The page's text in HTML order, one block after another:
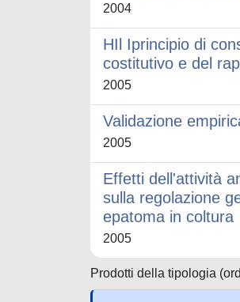
2004
HIl Iprincipio di
costitutivo e del
2005
Validazione
2005
Effetti dell'attività
sulla regolazione
epatoma in coltura
2005
Prodotti della tipologia